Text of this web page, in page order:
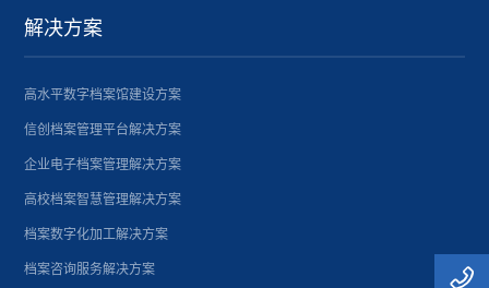
解决方案
高水平数字档案馆建设方案
信创档案管理平台解决方案
企业电子档案管理解决方案
高校档案智慧管理解决方案
档案数字化加工解决方案
档案咨询服务解决方案